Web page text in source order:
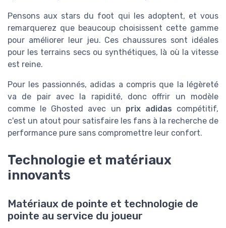
Pensons aux stars du foot qui les adoptent, et vous
remarquerez que beaucoup choisissent cette gamme
pour améliorer leur jeu. Ces chaussures sont idéales
pour les terrains secs ou synthétiques, là où la vitesse
est reine.
Pour les passionnés, adidas a compris que la légèreté
va de pair avec la rapidité, donc offrir un modèle
comme le Ghosted avec un prix adidas compétitif,
c'est un atout pour satisfaire les fans à la recherche de
performance pure sans compromettre leur confort.
Technologie et matériaux
innovants
Matériaux de pointe et technologie de
pointe au service du joueur